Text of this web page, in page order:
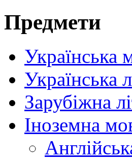
Предмети
Українська
Українська
Зарубіжна
Іноземна